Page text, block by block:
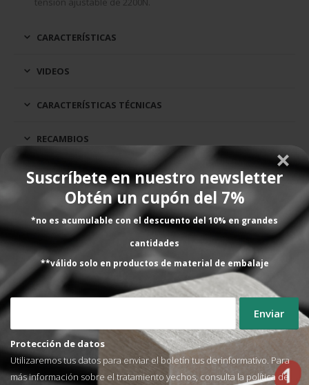
Suscríbete en nuestro newsletter
Obtén un cupón del 7%
*no es acumulable con el descuento del 10% en grandes
cantidades
**válido solo en productos de material de embalaje
Protección de datos
Utilizaremos tus datos para enviar el boletín tus derinformativo. Para
más información sobre el tratamiento yechos, consulta la política de
CARACTERÍSTICAS
VIDEOS
CARACTERÍSTICAS TÉCNICAS
RECAMBIOS
VALORACIONES (2)
PRODUCTOS RELACIONADOS CON ESTE PRODUCTO
Flejadora de batería SPK
224
1.998,00€ SIN IVA
FLEJADORAS MANUALES PARA PP Y PET
Flejadora de batería SPK
2.360,00€ SIN IVA